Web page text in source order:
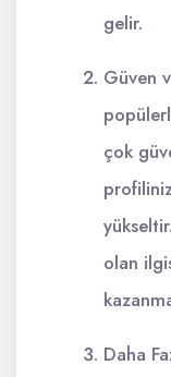
gelir.
Güven
çok
olan
Daha